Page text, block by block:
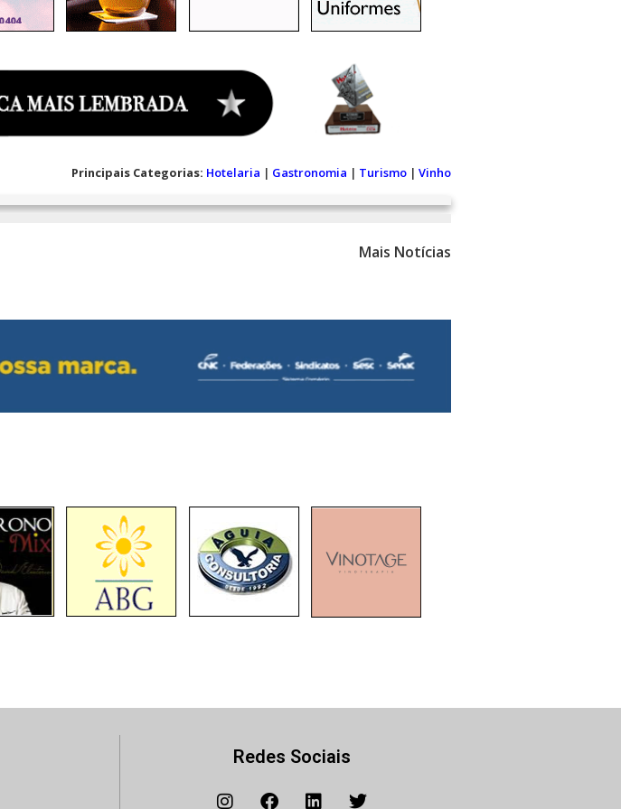
Principais Categorias: Hotelaria | Gastronomia | Turismo | Vinho
Mais Notícias
Redes Sociais